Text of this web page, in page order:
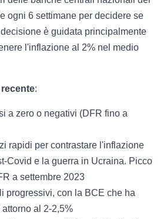
ogni 6 settimane per decidere se
è guidata principalmente
l'inflazione al 2% nel medio
:
a zero o negativi (DFR fino a
rapidi per contrastare l'inflazione
Covid e la guerra in Ucraina. Picco
a settembre 2023
progressivi, con la BCE che ha
al 2-2,5%